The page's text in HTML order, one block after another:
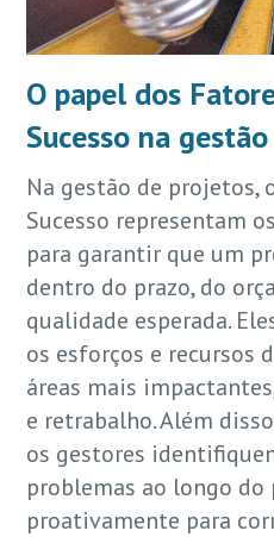
O papel dos
Sucesso na
Na gestão de projetos,
Sucesso representam
para garantir que um
dentro do prazo, do
qualidade esperada.
os esforços e recursos
áreas mais
e retrabalho. Além
os gestores
problemas ao longo
proativamente para